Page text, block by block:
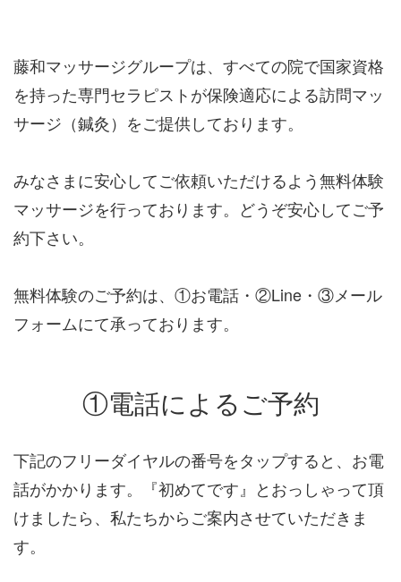
藤和マッサージグループは、すべての院で国家資格
を持った専門セラピストが保険適応による訪問マッ
サージ（鍼灸）をご提供しております。
みなさまに安心してご依頼いただけるよう無料体験
マッサージを行っております。どうぞ安心してご予
約下さい。
無料体験のご予約は、①お電話・②Line・③メール
フォームにて承っております。
①電話によるご予約
下記のフリーダイヤルの番号をタップすると、お電
話がかかります。『初めてです』とおっしゃって頂
けましたら、私たちからご案内させていただきま
す。